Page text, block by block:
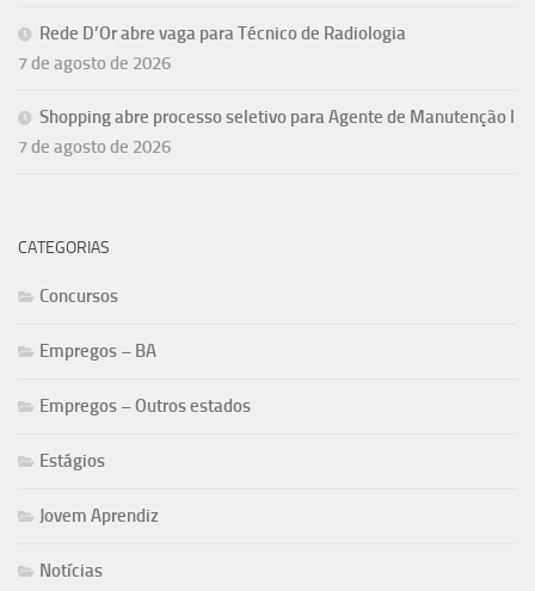
Rede D’Or abre vaga para Técnico de Radiologia
7 de agosto de 2026
Shopping abre processo seletivo para Agente de Manutenção I
7 de agosto de 2026
CATEGORIAS
Concursos
Empregos – BA
Empregos – Outros estados
Estágios
Jovem Aprendiz
Notícias